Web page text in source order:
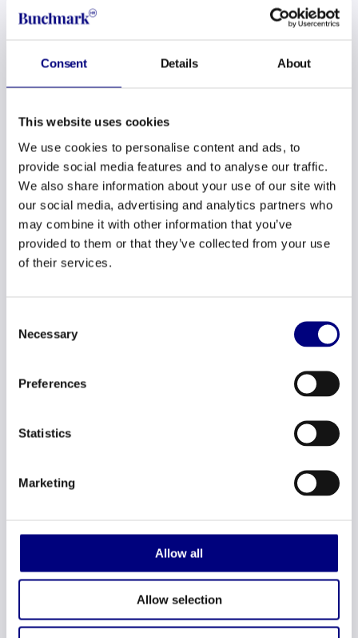
Consent Details About
This website uses cookies
We use cookies to personalise content and ads, to
provide social media features and to analyse our traffic.
We also share information about your use of our site with
our social media, advertising and analytics partners who
may combine it with other information that you’ve
provided to them or that they’ve collected from your use
of their services.
Selection
Necessary
Preferences
Statistics
Marketing
Allow all
Allow selection
Je bent nieuwsgierig en begrijpt ons vakgebied. Je wilt
weten hoe verschillende organisaties werken en daar
organisaties waarvoor je werkt en weet vraagstukken te
Minimaal 4 jaar HR en/of consultancy
ervaring.
Bachelor / Master opleiding.
Uitstekende kennis van Nederlandse en
Je hebt een eigen en moderne visie op
En wat bieden wij jou?
met een consultant of partner van Bunchmark.
Opdrachten kunnen wisselen van aard, van projecten tot
interim opdrachten. Je bent in staat om klantvragen te
vertalen naar maatwerk opdrachten, waarbij de nadruk op